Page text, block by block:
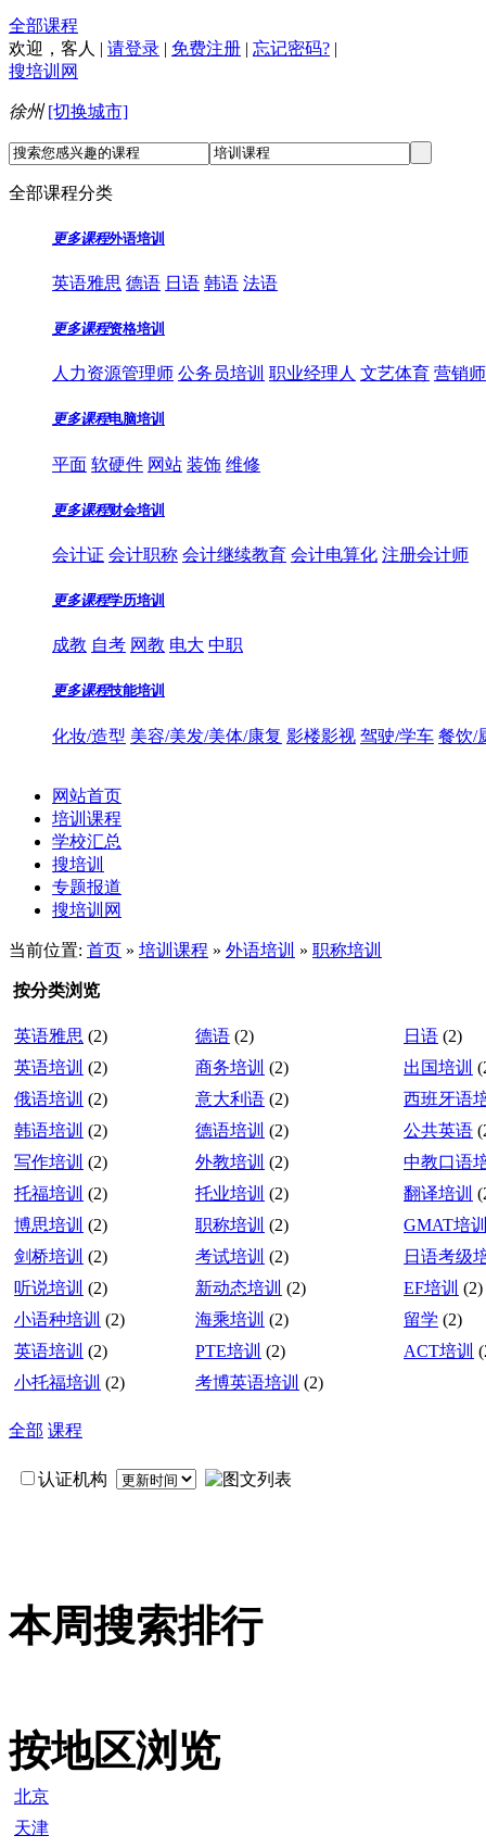
全部课程
欢迎， 客人 | 请登录 | 免费注册 | 忘记密码? |
搜培训网
徐州 [切换城市]
全部课程分类
更多课程外语培训
英语雅思 德语 日语 韩语 法语
更多课程资格培训
人力资源管理师 公务员培训 职业经理人 文艺体育 营销
更多课程电脑培训
平面 软硬件 网站 装饰 维修
更多课程财会培训
会计证 会计职称 会计继续教育 会计电算化 注册会计师
更多课程学历培训
成教 自考 网教 电大 中职
更多课程技能培训
化妆/造型 美容/美发/美体/康复 影楼影视 驾驶/学车 餐饮/
网站首页
培训课程
学校汇总
搜培训
专题报道
搜培训网
当前位置: 首页 » 培训课程 » 外语培训 » 职称培训
按分类浏览
英语雅思 (2) 德语 (2) 日语 (2)
英语培训 (2) 商务培训 (2) 出国培训
俄语培训 (2) 意大利语 (2)
西班牙语
韩语培训 (2) 德语培训 (2) 公共英语
写作培训 (2) 外教培训 (2)
中教口语
托福培训 (2) 托业培训 (2) 翻译培训
博思培训 (2) 职称培训 (2)
GMAT培
剑桥培训 (2) 考试培训 (2)
日语考级
听说培训 (2) 新动态培训 (2) EF培训 (2)
小语种培训 (2) 海乘培训 (2) 留学 (2)
英语培训 (2) PTE培训 (2) ACT培训
小托福培训 (2) 考博英语培训 (2)
全部 课程
认证机构
本周搜索排行
按地区浏览
北京
天津